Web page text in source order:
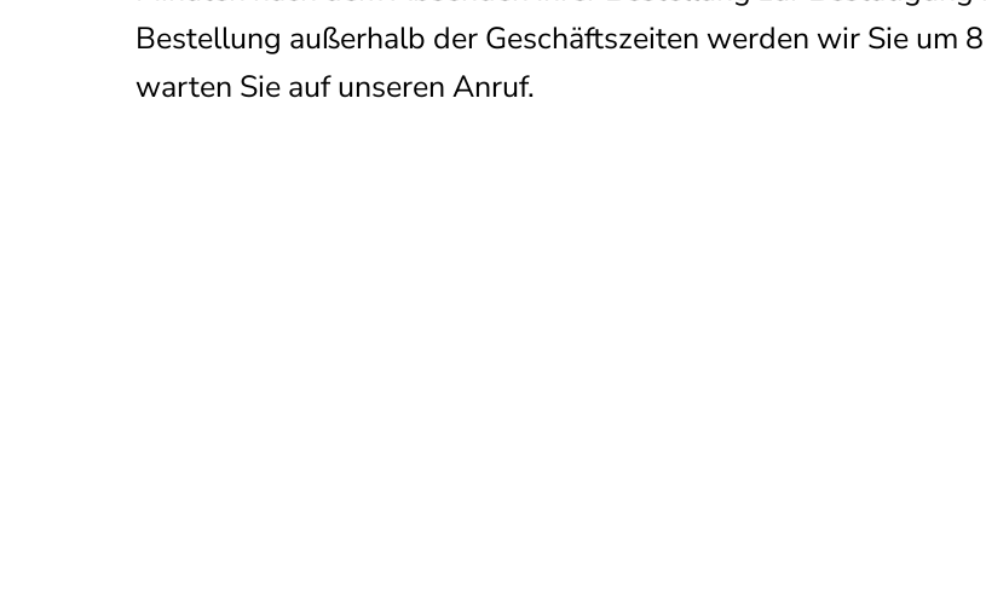
Bestellung außerhalb der Geschäftszeiten werden wir Sie um
warten Sie auf unseren Anruf.